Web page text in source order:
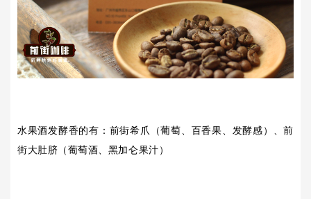
水果酒发酵香的有：前街希爪（葡萄、百香果、发酵感）、前
街大肚脐（葡萄酒、黑加仑果汁）